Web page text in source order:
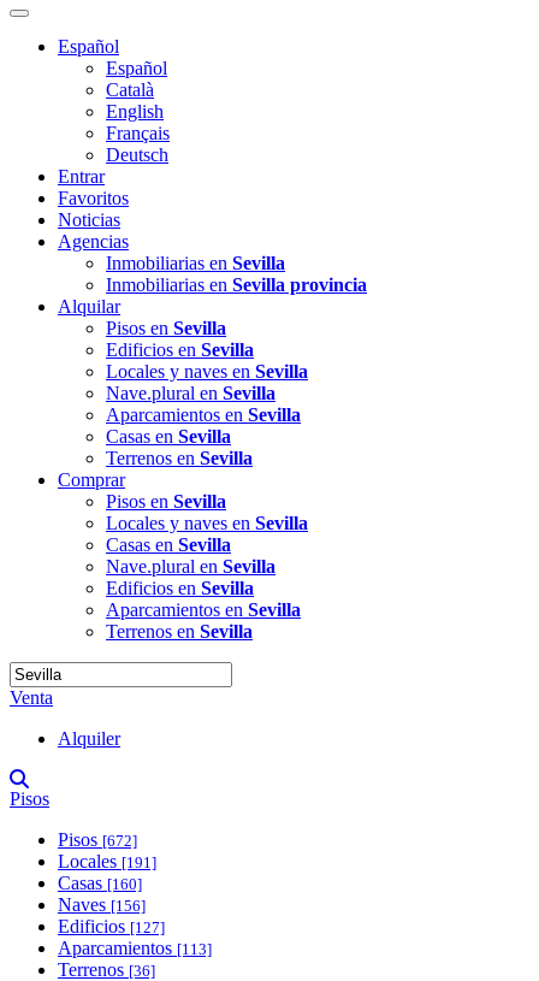
Español
Español
Català
English
Français
Deutsch
Entrar
Favoritos
Noticias
Agencias
Inmobiliarias en Sevilla
Inmobiliarias en Sevilla provincia
Alquilar
Pisos en Sevilla
Edificios en Sevilla
Locales y naves en Sevilla
Nave.plural en Sevilla
Aparcamientos en Sevilla
Casas en Sevilla
Terrenos en Sevilla
Comprar
Pisos en Sevilla
Locales y naves en Sevilla
Casas en Sevilla
Nave.plural en Sevilla
Edificios en Sevilla
Aparcamientos en Sevilla
Terrenos en Sevilla
Venta
Alquiler
Pisos
Pisos [672]
Locales [191]
Casas [160]
Naves [156]
Edificios [127]
Aparcamientos [113]
Terrenos [36]